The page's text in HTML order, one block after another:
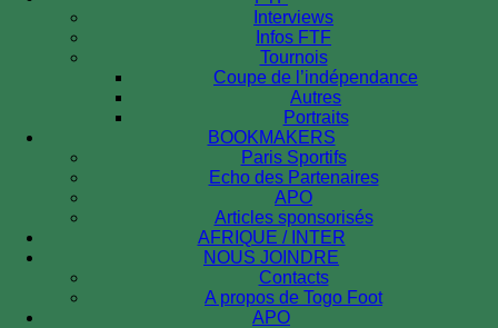
Interviews
Infos FTF
Tournois
Coupe de l’indépendance
Autres
Portraits
BOOKMAKERS
Paris Sportifs
Echo des Partenaires
APO
Articles sponsorisés
AFRIQUE / INTER
NOUS JOINDRE
Contacts
A propos de Togo Foot
APO